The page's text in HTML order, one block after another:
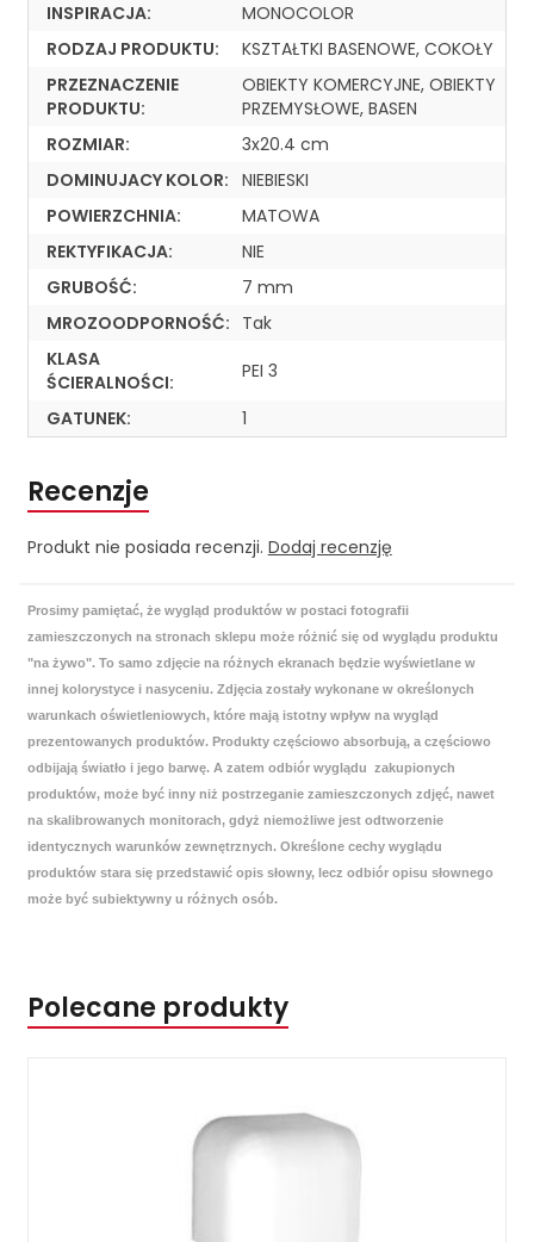
INSPIRACJA:
MONOCOLOR
RODZAJ PRODUKTU:
KSZTAŁTKI BASENOWE, COKOŁY
PRZEZNACZENIE
PRODUKTU:
OBIEKTY KOMERCYJNE, OBIEKTY
PRZEMYSŁOWE, BASEN
ROZMIAR:
3x20.4 cm
DOMINUJACY KOLOR: NIEBIESKI
POWIERZCHNIA:
MATOWA
REKTYFIKACJA:
NIE
GRUBOŚĆ:
7 mm
MROZOODPORNOŚĆ: Tak
KLASA
ŚCIERALNOŚCI:
PEI 3
GATUNEK:
1
Recenzje
Produkt nie posiada recenzji. Dodaj recenzję
Prosimy pamiętać, że wygląd produktów w postaci fotografii
zamieszczonych na stronach sklepu może różnić się od wyglądu produktu
"na żywo". To samo zdjęcie na różnych ekranach będzie wyświetlane w
innej kolorystyce i nasyceniu. Zdjęcia zostały wykonane w określonych
warunkach oświetleniowych, które mają istotny wpływ na wygląd
prezentowanych produktów. Produkty częściowo absorbują, a częściowo
odbijają światło i jego barwę. A zatem odbiór wyglądu zakupionych
produktów, może być inny niż postrzeganie zamieszczonych zdjęć, nawet
na skalibrowanych monitorach, gdyż niemożliwe jest odtworzenie
identycznych warunków zewnętrznych. Określone cechy wyglądu
produktów stara się przedstawić opis słowny, lecz odbiór opisu słownego
może być subiektywny u różnych osób.
Polecane produkty